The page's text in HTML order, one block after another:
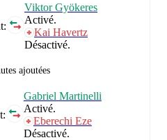
Viktor Gyökeres
Activé.
Kai Havertz
Désactivé.
ajoutées
Gabriel Martinelli
Activé.
Eberechi Eze
Désactivé.